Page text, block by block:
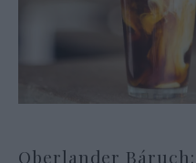
Oberlander